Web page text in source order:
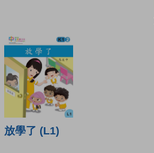
放學了 (L1)